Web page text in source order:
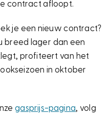
contract afloopt.
je een nieuw contract?
breed lager dan een
profiteert van het
in oktober
gasprijs-pagina, volg